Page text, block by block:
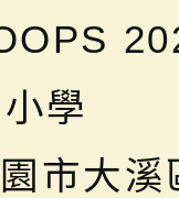
學
市大溪